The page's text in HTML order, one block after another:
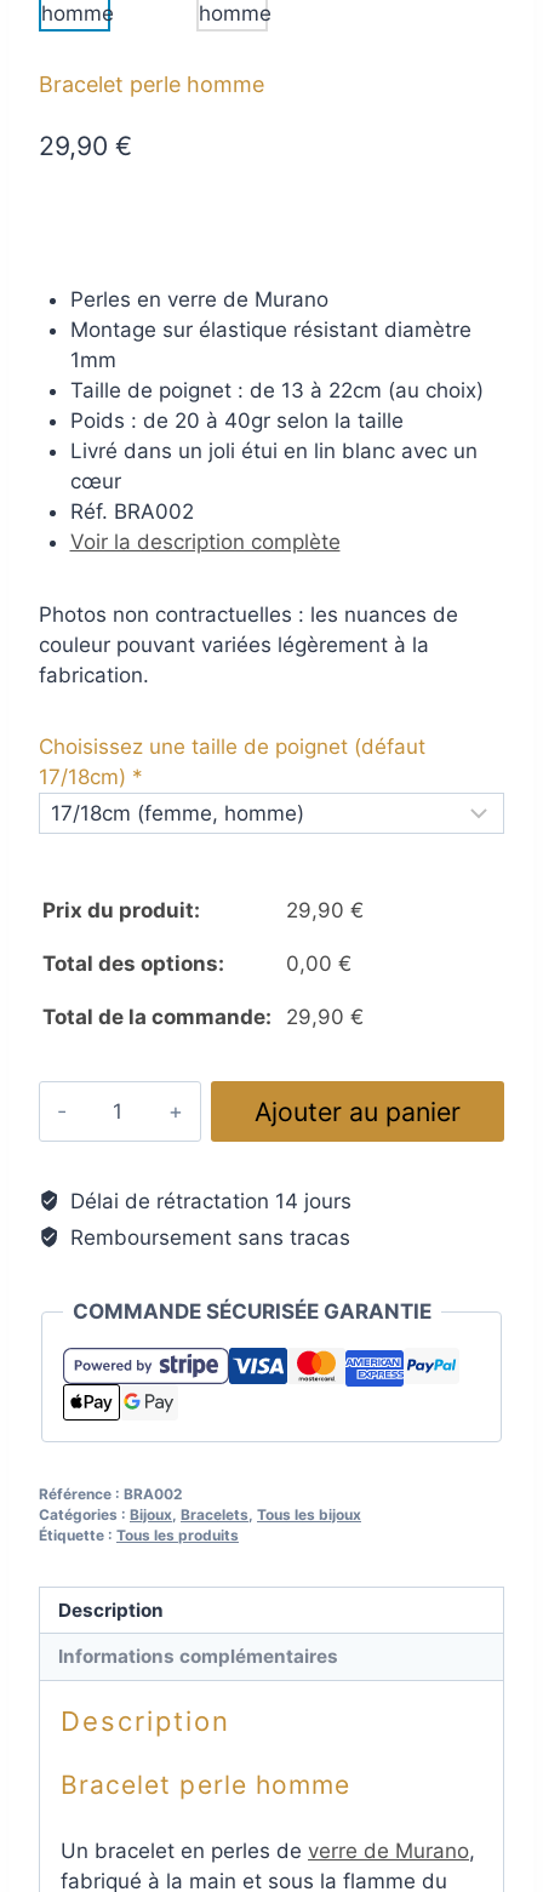
Bracelet perle homme
29,90 €
Perles en verre de Murano
Montage sur élastique résistant diamètre
1mm
Taille de poignet : de 13 à 22cm (au choix)
Poids : de 20 à 40gr selon la taille
Livré dans un joli étui en lin blanc avec un
cœur
Réf. BRA002
Voir la description complète
Photos non contractuelles : les nuances de
couleur pouvant variées légèrement à la
fabrication.
Choisissez une taille de poignet (défaut
17/18cm) *
Prix du produit: 29,90 €
Total des options: 0,00 €
Total de la commande: 29,90 €
perle
homme
Ajouter au panier
Délai de rétractation 14 jours
Remboursement sans tracas
COMMANDE SÉCURISÉE GARANTIE
Référence : BRA002
Catégories : Bijoux, Bracelets, Tous les bijoux
Étiquette : Tous les produits
Description
Informations complémentaires
Description
Bracelet perle homme
Un bracelet en perles de verre de Murano,
fabriqué à la main et sous la flamme du